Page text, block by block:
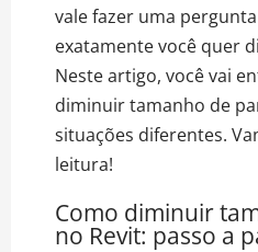
vale fazer uma
exatamente você quer
Neste artigo, você vai
diminuir tamanho de
situações diferentes.
leitura!
Como diminuir
no Revit: passo a